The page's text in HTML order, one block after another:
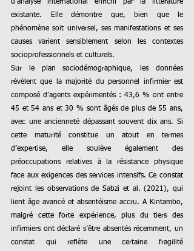
d’analyse international enrichi par la littérature
existante. Elle démontre que, bien que le
phénomène soit universel, ses manifestations et ses
causes varient sensiblement selon les contextes
socioprofessionnels et culturels.
Sur le plan sociodémographique, les données
révèlent que la majorité du personnel infirmier est
composé d’agents expérimentés : 43,6 % ont entre
45 et 54 ans et 30 % sont âgés de plus de 55 ans,
avec une ancienneté dépassant souvent dix ans. Si
cette maturité constitue un atout en termes
d’expertise, elle soulève également des
préoccupations relatives à la résistance physique
face aux exigences des services intensifs. Ce constat
rejoint les observations de Sabzi et al. (2021), qui
lient âge avancé et absentéisme accru. A Kintambo,
malgré cette forte expérience, plus du tiers des
infirmiers ont déclaré s’être absentés récemment, un
constat qui reflète une certaine fragilité